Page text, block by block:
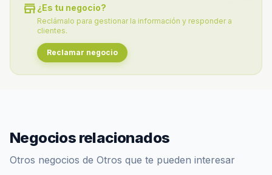
store ¿Es tu negocio?
Reclámalo para gestionar la información y responder a
clientes.
Reclamar negocio
Negocios relacionados
Otros negocios de Otros que te pueden interesar